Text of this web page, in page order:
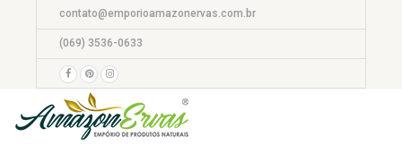
contato@emporioamazonervas.com.br
(069) 3536-0633